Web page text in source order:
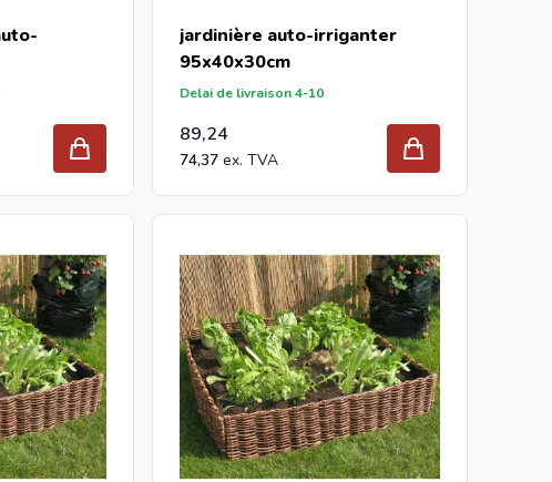
jardinière auto-irriganter
95x40x30cm
Delai de livraison 4-10
89,24
74,37